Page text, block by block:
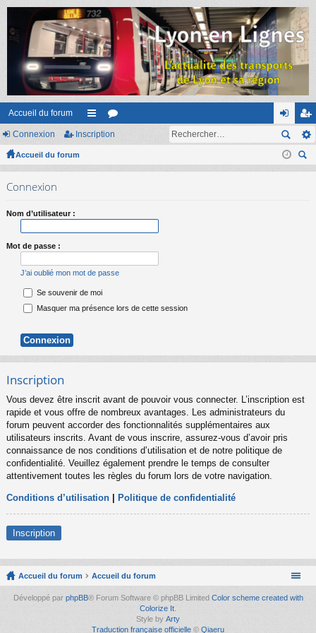
Accueil du forum
ac
s
or on
ne
ns
cri
Connexion Inscription
Accueil du forum
ec
Connexion
Nom d’utilisateur :
Mot de passe :
J’ai oublié mon mot de passe
Se souvenir de moi
Masquer ma présence lors de cette session
Inscription
Vous devez être inscrit avant de pouvoir vous connecter. L’inscription est
rapide et vous offre de nombreux avantages. Les administrateurs du
forum peuvent accorder des fonctionnalités supplémentaires aux
utilisateurs inscrits. Avant de vous inscrire, assurez-vous d’avoir pris
connaissance de nos conditions d’utilisation et de notre politique de
confidentialité. Veuillez également prendre le temps de consulter
attentivement toutes les règles du forum lors de votre navigation.
Conditions d’utilisation Politique de confidentialité
Inscription
Accueil du forum Accueil du forum
Développé par phpBB® Forum Software © phpBB Limited Color scheme created with
Colorize It.
Style by Arty
Traduction française officielle © Qiaeru